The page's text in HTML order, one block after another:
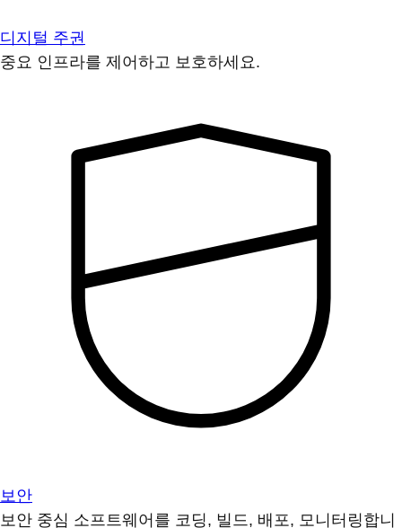
디지털 주권
중요 인프라를 제어하고 보호하세요.
보안
보안 중심 소프트웨어를 코딩, 빌드, 배포, 모니터링합니